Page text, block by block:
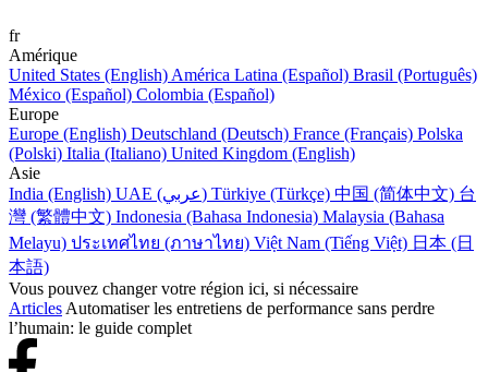
fr
Amérique
United States (English) América Latina (Español) Brasil (Português)
México (Español) Colombia (Español)
Europe
Europe (English) Deutschland (Deutsch) France (Français) Polska
(Polski) Italia (Italiano) United Kingdom (English)
Asie
India (English)
UAE (عربي) Türkiye (Türkçe) 中国 (简体中文) 台
灣 (繁體中文) Indonesia (Bahasa Indonesia) Malaysia (Bahasa
Melayu) ประเทศไทย (ภาษาไทย) Việt Nam (Tiếng Việt) 日本 (日
本語)
Vous pouvez changer votre région ici, si nécessaire
Articles Automatiser les entretiens de performance sans perdre
l’humain: le guide complet